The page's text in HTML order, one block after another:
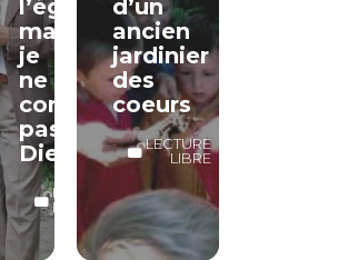
l’église
mais
je
ne
connaissais
pas
Dieu
LECTURE
LIBRE
d’un
ancien
jardinier
des
coeurs
LECTURE
LIBRE